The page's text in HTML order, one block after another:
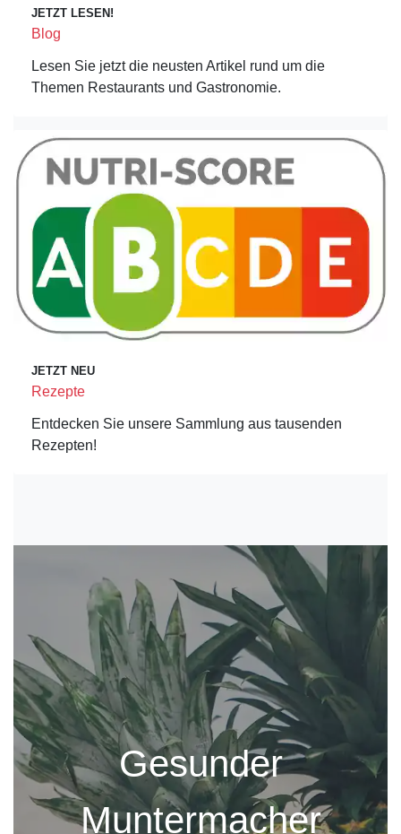
JETZT LESEN!
Blog
Lesen Sie jetzt die neusten Artikel rund um die
Themen Restaurants und Gastronomie.
JETZT NEU
Rezepte
Entdecken Sie unsere Sammlung aus tausenden
Rezepten!
Gesunder
Muntermacher